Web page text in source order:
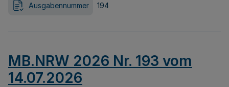
Ausgabennummer 194
MB.NRW 2026 Nr. 193 vom
14.07.2026